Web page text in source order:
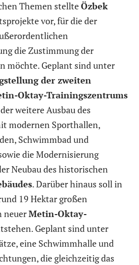
Themen stellteÖzbek
vor, für die der
die Zustimmung der
möchte. Geplant sind unter
der zweiten
Oktay-Trainingszentrums
weitere Ausbau des
modernen Sporthallen,
Schwimmbad und
die Modernisierung
Neubau des historischen
. Darüber hinaus soll in
19 Hektar großen
neuerMetin-Oktay-
Geplant sind unter
eine Schwimmhalle und
die gleichzeitig das